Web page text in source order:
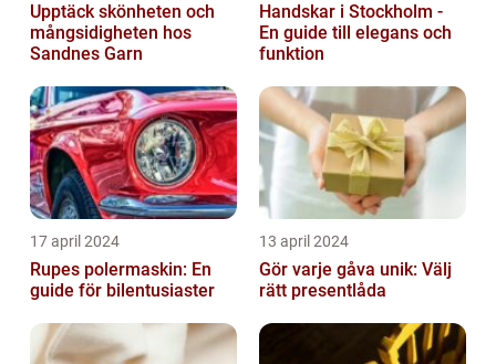
Upptäck skönheten och
mångsidigheten hos
Sandnes Garn
Handskar i Stockholm -
En guide till elegans och
funktion
17 april 2024
Rupes polermaskin: En
guide för bilentusiaster
13 april 2024
Gör varje gåva unik: Välj
rätt presentlåda